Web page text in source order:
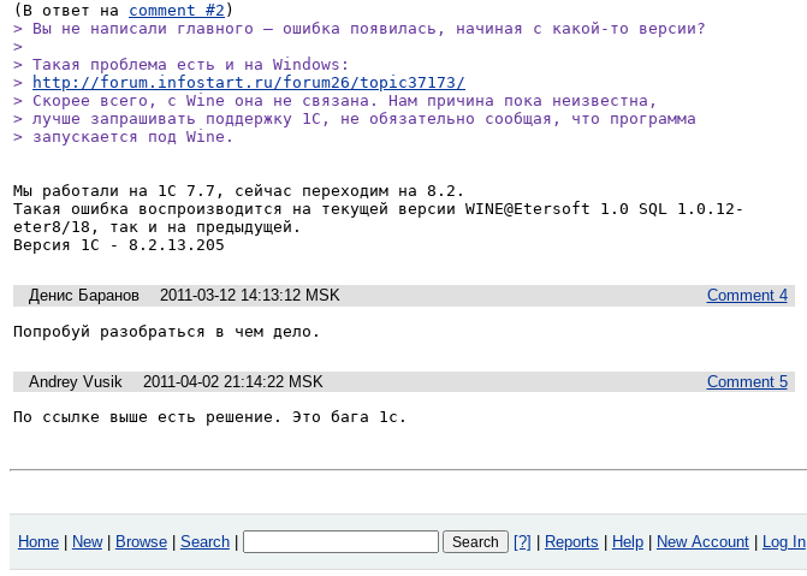
(В ответ на comment #2
> Вы не написали главного — ошибка появилась, начиная с какой-то версии?
>
> Такая проблема есть и на Windows:
>
http://forum.infostart.ru/forum26/topic37173/
> Скорее всего, с Wine она не связана. Нам причина пока неизвестна,
> лучше запрашивать поддержку 1С, не обязательно сообщая, что программа
> запускается под Wine.
Мы работали на 1С 7.7, сейчас переходим на 8.2.
Такая ошибка воспроизводится на текущей версии WINE@Etersoft 1.0 SQL 1.0.12-
eter8/18, так и на предыдущей.
Версия 1С - 8.2.13.205
Comment 4
Денис Баранов
2011-03-12 14:13:12 MSK
Попробуй разобраться в чем дело.
Comment 5
Andrey Vusik
2011-04-02 21:14:22 MSK
По ссылке выше есть решение. Это бага 1с.
Home New Browse Search [?] Reports Help New Account Log In